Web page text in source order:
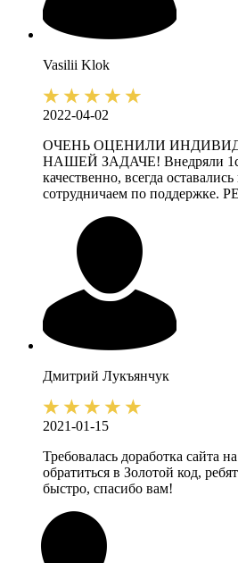
Vasilii Klok
2022-04-02
ОЧЕНЬ ОЦЕНИЛИ
НАШЕЙ ЗАДАЧЕ! Внедряли 1с,
качественно, всегда
сотрудничаем по
Дмитрий Лукъянчук
2021-01-15
Требовалась доработка сайта
обратиться в Золотой код,
быстро, спасибо вам!